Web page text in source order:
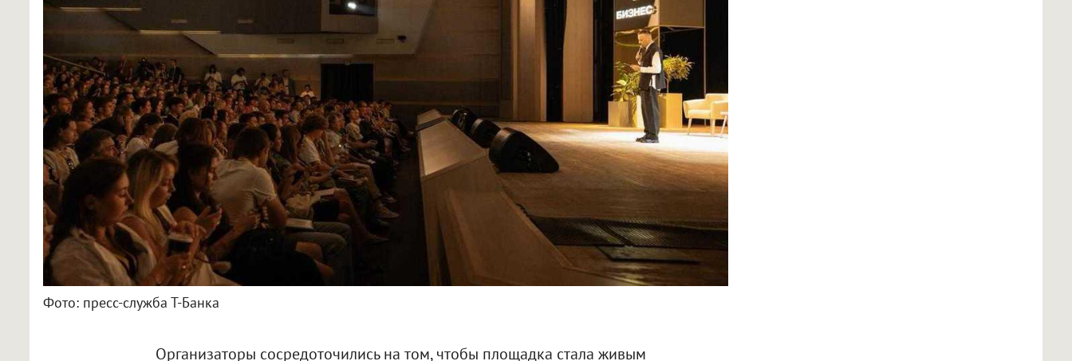
Фото: пресс-служба Т-Банка
Организаторы сосредоточились на том, чтобы площадка стала живым